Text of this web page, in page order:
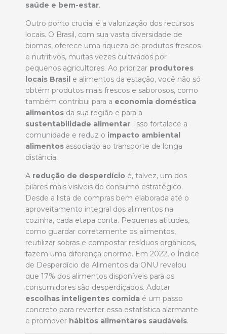
saúde e bem-estar.
Outro ponto crucial é a valorização dos recursos
locais. O Brasil, com sua vasta diversidade de
biomas, oferece uma riqueza de produtos frescos
e nutritivos, muitas vezes cultivados por
pequenos agricultores. Ao priorizar produtores
locais Brasil e alimentos da estação, você não só
obtém produtos mais frescos e saborosos, como
também contribui para a economia doméstica
alimentos da sua região e para a
sustentabilidade alimentar. Isso fortalece a
comunidade e reduz o impacto ambiental
alimentos associado ao transporte de longa
distância.
A redução de desperdício é, talvez, um dos
pilares mais visíveis do consumo estratégico.
Desde a lista de compras bem elaborada até o
aproveitamento integral dos alimentos na
cozinha, cada etapa conta. Pequenas atitudes,
como guardar corretamente os alimentos,
reutilizar sobras e compostar resíduos orgânicos,
fazem uma diferença enorme. Em 2022, o Índice
de Desperdício de Alimentos da ONU revelou
que 17% dos alimentos disponíveis para os
consumidores são desperdiçados. Adotar
escolhas inteligentes comida é um passo
concreto para reverter essa estatística alarmante
e promover hábitos alimentares saudáveis.